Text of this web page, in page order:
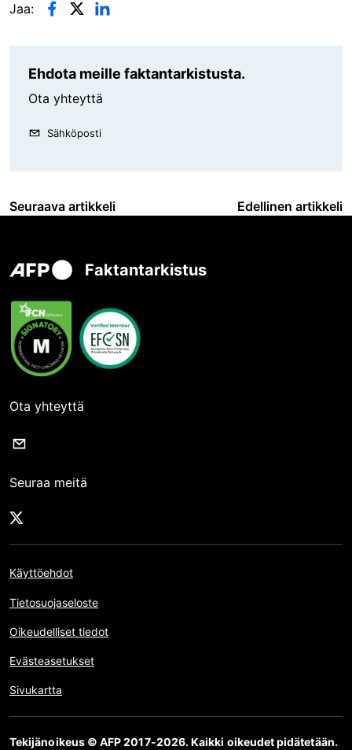
Jaa:
Ehdota meille faktantarkistusta.
Ota yhteyttä
Sähköposti
Seuraava artikkeli Edellinen artikkeli
Faktantarkistus
Ota yhteyttä
Seuraa meitä
Käyttöehdot
Tietosuojaseloste
Oikeudelliset tiedot
Evästeasetukset
Sivukartta
Tekijänoikeus © AFP 2017-2026. Kaikki oikeudet pidätetään.